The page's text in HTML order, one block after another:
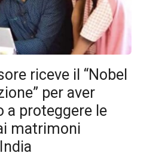
riceve il “Nobel
per aver
a proteggere le
matrimoni